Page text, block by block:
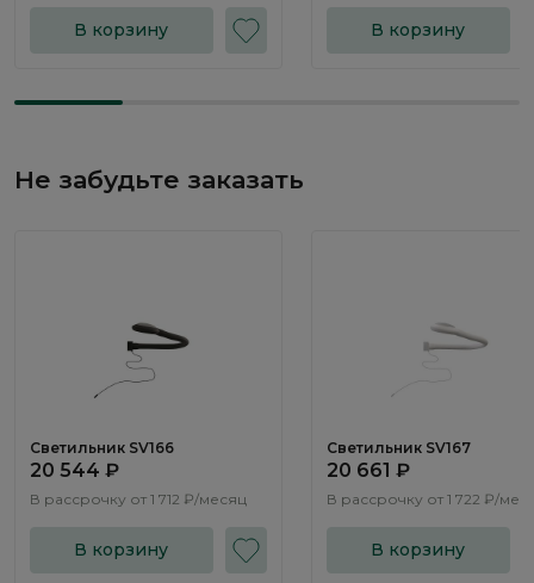
В корзину В корзину
Не забудьте заказать
Светильник SV166
20 544 ₽
В рассрочку от 1 712 ₽/месяц
В корзину
Светильник SV167
20 661 ₽
В рассрочку от 1 722 ₽/
В корзину